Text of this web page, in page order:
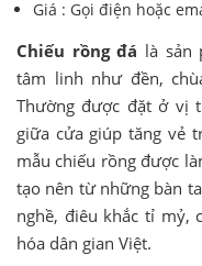
Giá : Gọi điện hoặc
Chiếu rồng đá là sản
tâm linh như đền,
Thường được đặt ở vị
giữa cửa giúp tăng vẻ
mẫu chiếu rồng được
tạo nên từ những bàn
nghề, điêu khắc tỉ mỷ,
hóa dân gian Việt.